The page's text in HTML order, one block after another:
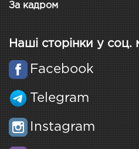
За кадром
Наші сторінки у
Facebook
Telegram
Instagram